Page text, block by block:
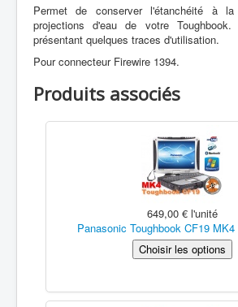
Permet de conserver l'étanchéité à
projections d'eau de votre Toughbook.
présentant quelques traces d'utilisation.
Pour connecteur Firewire 1394.
Produits associés
649,00 € l'unité
Panasonic Toughbook CF19